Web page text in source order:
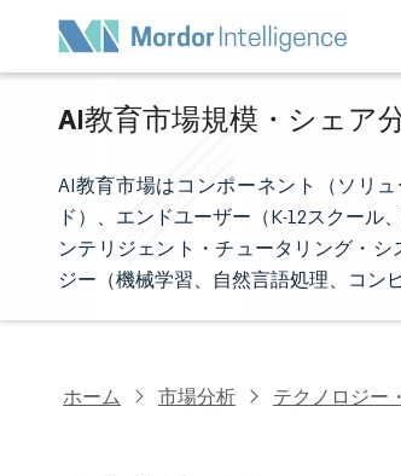
AI教育市場規模・シェア
AI教育市場はコンポーネント（ソリ
ド）、エンドユーザー（K-12スクー
ンテリジェント・チュータリング・
ジー（機械学習、自然言語処理、コン
ホーム 市場分析 テクノロジー